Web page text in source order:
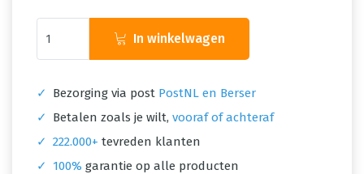
In winkelwagen
✓ Bezorging via post PostNL en Berser
✓
Betalen zoals je wilt, vooraf of achteraf
✓ 222.000+ tevreden klanten
✓
100% garantie op alle producten